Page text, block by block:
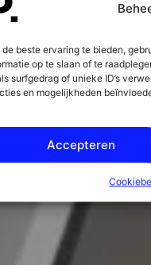
de beste ervaring te bieden,
op te slaan of te
surfgedrag of unieke ID’s
en mogelijkheden
Accepteren